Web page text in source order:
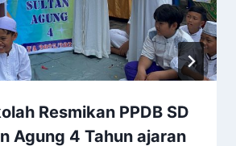
Resmikan PPDB SD
Agung 4 Tahun ajaran